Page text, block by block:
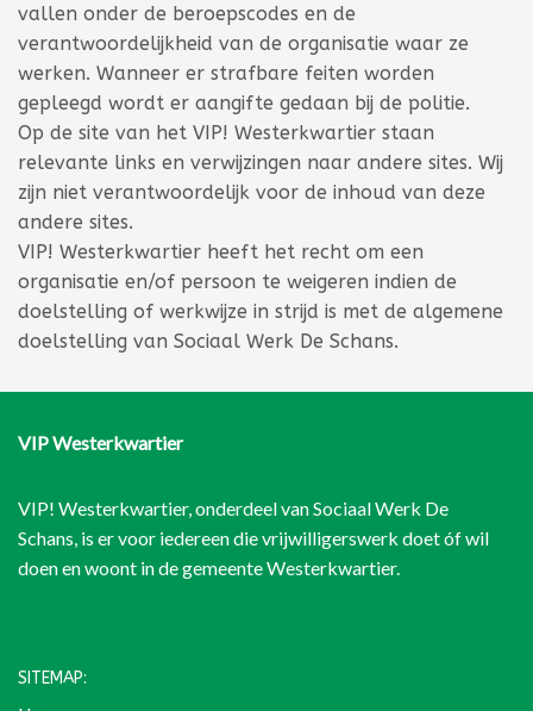
vallen onder de beroepscodes en de
verantwoordelijkheid van de organisatie waar ze
werken. Wanneer er strafbare feiten worden
gepleegd wordt er aangifte gedaan bij de politie.
Op de site van het VIP! Westerkwartier staan
relevante links en verwijzingen naar andere sites. Wij
zijn niet verantwoordelijk voor de inhoud van deze
andere sites.
VIP! Westerkwartier heeft het recht om een
organisatie en/of persoon te weigeren indien de
doelstelling of werkwijze in strijd is met de algemene
doelstelling van Sociaal Werk De Schans.
VIP Westerkwartier
VIP! Westerkwartier, onderdeel vanSociaal Werk De
Schans , is er voor iedereen die vrijwilligerswerk doet óf wil
doen en woont in de gemeente Westerkwartier.
SITEMAP: